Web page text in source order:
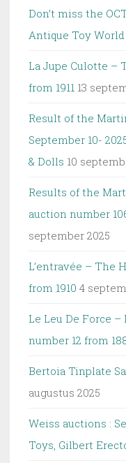
Don’t miss the
Antique Toy World
La Jupe Culotte –
from 1911 13
Result of the
September 10-
& Dolls 10
Results of the
auction number
september 2025
L’entravée – The
from 1910 4
Le Leu De Force
number 12 from
Bertoia Tinplate
augustus 2025
Weiss auctions :
Toys, Gilbert